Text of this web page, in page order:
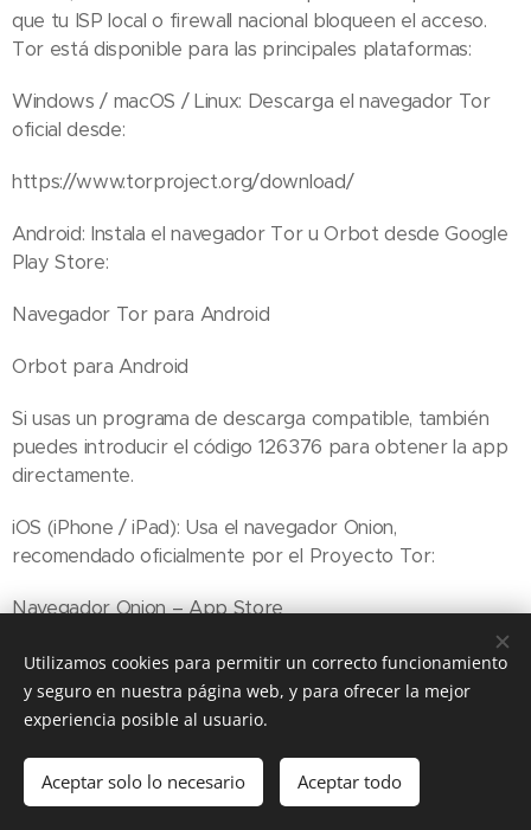
Fordern Sie einen WhatsApp-Test an
que tu ISP local o firewall nacional bloqueen el acceso.
Tor está disponible para las principales plataformas:
Windows / macOS / Linux: Descarga el navegador Tor
oficial desde:
https://www.torproject.org/download/
Android: Instala el navegador Tor u Orbot desde Google
Play Store:
Navegador Tor para Android
Orbot para Android
Si usas un programa de descarga compatible, también
puedes introducir el código 126376 para obtener la app
directamente.
iOS (iPhone / iPad): Usa el navegador Onion,
recomendado oficialmente por el Proyecto Tor:
Navegador Onion – App Store
O usa Orbot para iOS como proxy Tor para todo el
sistema:
Apple TV: Aunque no existe una app nativa de Tor para
Utilizamos cookies para permitir un correcto funcionamiento
y seguro en nuestra página web, y para ofrecer la mejor
experiencia posible al usuario.
Aceptar solo lo necesario Aceptar todo